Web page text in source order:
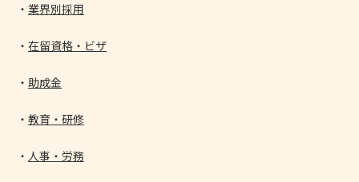
業界別採用
在留資格・ビザ
助成金
教育・研修
人事・労務